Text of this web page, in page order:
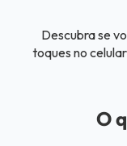
Descubra se
toques no
O